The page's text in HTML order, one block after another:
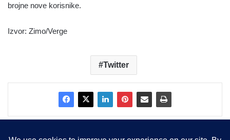
brojne nove korisnike.
Izvor: Zimo/Verge
Twitter